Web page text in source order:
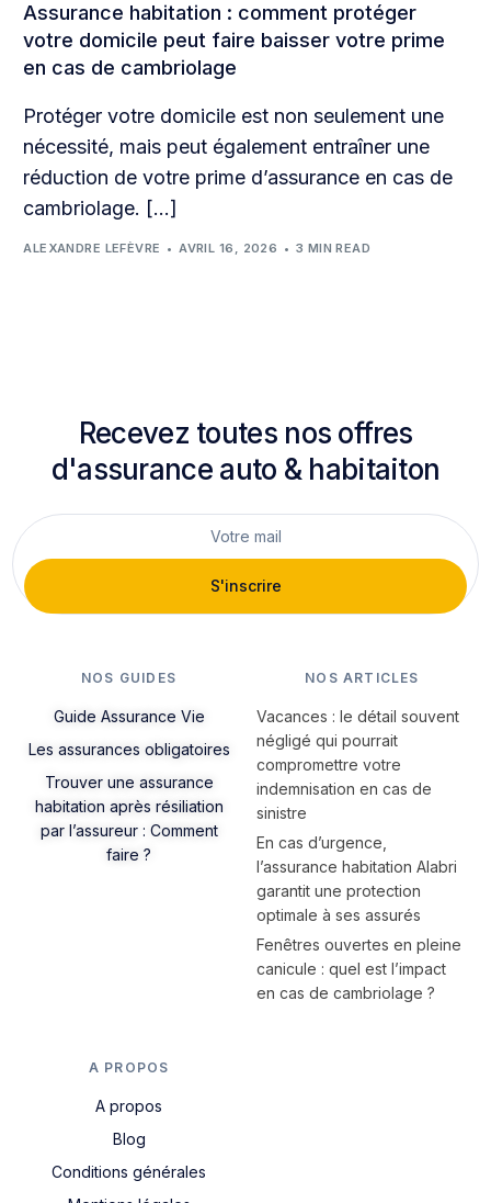
Assurance habitation : comment protéger
votre domicile peut faire baisser votre prime
en cas de cambriolage
Protéger votre domicile est non seulement une
nécessité, mais peut également entraîner une
réduction de votre prime d’assurance en cas de
cambriolage. […]
ALEXANDRE LEFÈVRE AVRIL 16, 2026 3 MIN READ
Recevez toutes nos offres
d'assurance auto & habitaiton
S'inscrire
NOS GUIDES
Guide Assurance Vie
Les assurances obligatoires
Trouver une assurance
habitation après résiliation
par l’assureur : Comment
faire ?
NOS ARTICLES
Vacances : le détail souvent
négligé qui pourrait
compromettre votre
indemnisation en cas de
sinistre
En cas d’urgence,
l’assurance habitation Alabri
garantit une protection
optimale à ses assurés
Fenêtres ouvertes en pleine
canicule : quel est l’impact
en cas de cambriolage ?
A PROPOS
A propos
Blog
Conditions générales